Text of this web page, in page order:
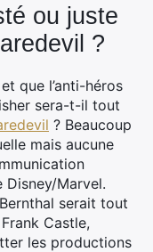
ou juste
?
que l’anti-héros
sera-t-il tout
? Beaucoup
mais aucune
Marvel.
serait tout
Castle,
les productions